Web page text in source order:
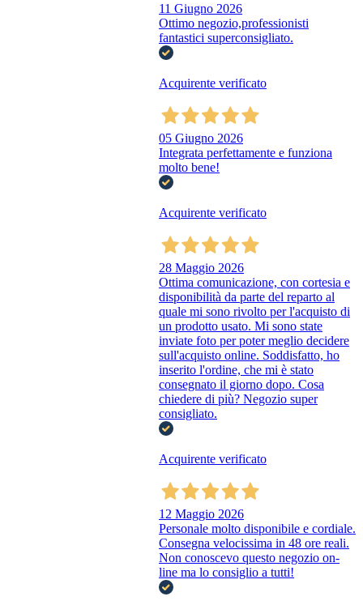
11 Giugno 2026
Ottimo negozio,professionisti
fantastici superconsigliato.
Acquirente verificato
05 Giugno 2026
Integrata perfettamente e funziona
molto bene!
Acquirente verificato
28 Maggio 2026
Ottima comunicazione, con cortesia e
disponibilità da parte del reparto al
quale mi sono rivolto per l'acquisto di
un prodotto usato. Mi sono state
inviate foto per poter meglio decidere
sull'acquisto online. Soddisfatto, ho
inserito l'ordine, che mi è stato
consegnato il giorno dopo. Cosa
chiedere di più? Negozio super
consigliato.
Acquirente verificato
12 Maggio 2026
Personale molto disponibile e cordiale.
Consegna velocissima in 48 ore reali.
Non conoscevo questo negozio on-
line ma lo consiglio a tutti!